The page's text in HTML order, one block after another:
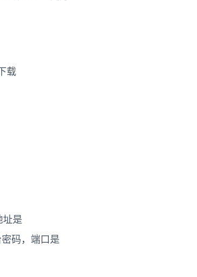
载
址是
码，端口是